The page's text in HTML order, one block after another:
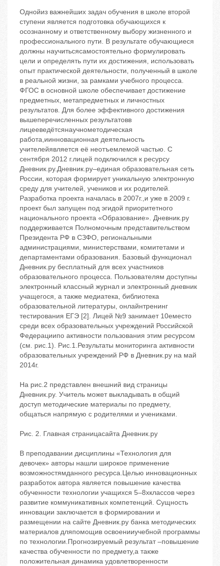
Однойиз важнейших задач обучения в школе второй
ступени является подготовка обучающихся к
осознанному и ответственному выбору жизненного и
профессионального пути. В результате обучающиеся
должны научитьсясамостоятельно формулировать
цели и определять пути их достижения, использовать
опыт практической деятельности, полученный в школе
в реальной жизни, за рамками учебного процесса.
ФГОС в основной школе обеспечивает достижение
предметных, метапредметных и личностных
результатов. Для более эффективного достижения
вышеперечисленных результатовв
лицееведётсянаучнометодическая
работа,иинновационная деятельность
учителейявляется её неотъемлемой частью. С
сентября 2012 г.лицей подключился к ресурсу
Дневник.ру.Дневник.ру–единая образовательная сеть
России, которая формирует уникальную электронную
среду для учителей, учеников и их родителей.
Разработка проекта началась в 2007г.,и уже в 2009 г.
проект был запущен под эгидой приоритетного
национального проекта «Образование». Дневник.ру
поддерживается Полномочным представительством
Президента РФ в СЗФО, региональными
администрациями, министерствами, комитетами и
департаментами образования. Базовый функционал
Дневник.ру бесплатный для всех участников
образовательного процесса. Пользователям доступны
электронный классный журнал и электронный дневник
учащегося, а также медиатека, библиотека
образовательной литературы, онлайнтренинг
тестирования ЕГЭ [2]. Лицей №9 занимает 10еместо
среди всех образовательных учреждений Российской
Федерациипо активности пользования этим ресурсом
(см. рис.1). Рис.1.Результаты мониторинга активности
образовательных учреждений РФ в Дневник.ру на май
2014г.
На рис.2 представлен внешний вид страницы
Дневник.ру. Учитель может выкладывать в общий
доступ методические материалы по предмету,
общаться напрямую с родителями и учениками.
Рис. 2. Главная страницасайта Дневник.ру
В преподавании дисциплины «Технология для
девочек» авторы нашли широкое применение
возможностямданного ресурса.Целью инновационных
разработок автора является повышение качества
обученности технологии учащихся 5–8хклассов через
развитие коммуникативных компетенций. Сущность
инновации заключается в формировании и
размещении на сайте Дневник.ру банка методических
материалов дляпомощив освоенииучебной программы
по технологии.Прогнозируемый результат –повышение
качества обученности по предмету,а также
положительная динамика удовлетворенности